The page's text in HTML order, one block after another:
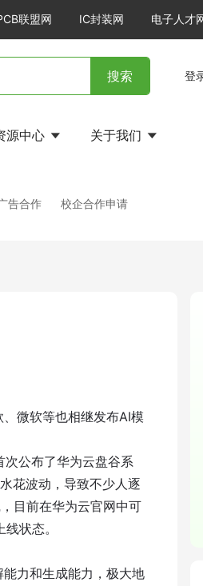
联盟网 IC封装网 电子人才
搜索 登
源中心 关于我们
告合作 校企合作申请
微软等也相继发布AI模
公布了华为云盘谷系
花波动，导致不少人逐
目前在华为云官网中可
状态。
力和生成能力，极大地